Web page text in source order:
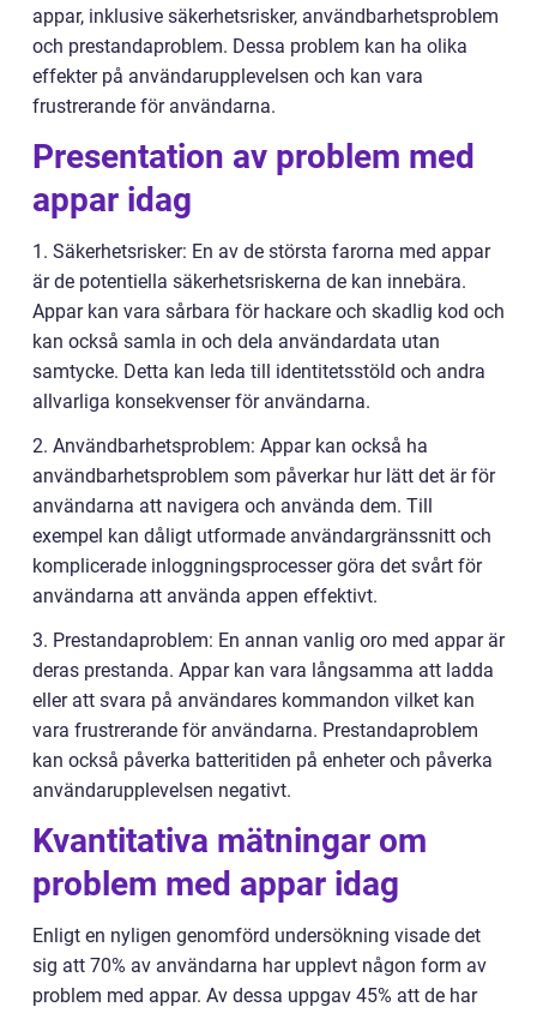
appar, inklusive säkerhetsrisker, användbarhetsproblem
och prestandaproblem. Dessa problem kan ha olika
effekter på användarupplevelsen och kan vara
frustrerande för användarna.
Presentation av problem med
appar idag
1. Säkerhetsrisker: En av de största farorna med appar
är de potentiella säkerhetsriskerna de kan innebära.
Appar kan vara sårbara för hackare och skadlig kod och
kan också samla in och dela användardata utan
samtycke. Detta kan leda till identitetsstöld och andra
allvarliga konsekvenser för användarna.
2. Användbarhetsproblem: Appar kan också ha
användbarhetsproblem som påverkar hur lätt det är för
användarna att navigera och använda dem. Till
exempel kan dåligt utformade användargränssnitt och
komplicerade inloggningsprocesser göra det svårt för
användarna att använda appen effektivt.
3. Prestandaproblem: En annan vanlig oro med appar är
deras prestanda. Appar kan vara långsamma att ladda
eller att svara på användares kommandon vilket kan
vara frustrerande för användarna. Prestandaproblem
kan också påverka batteritiden på enheter och påverka
användarupplevelsen negativt.
Kvantitativa mätningar om
problem med appar idag
Enligt en nyligen genomförd undersökning visade det
sig att 70% av användarna har upplevt någon form av
problem med appar. Av dessa uppgav 45% att de har